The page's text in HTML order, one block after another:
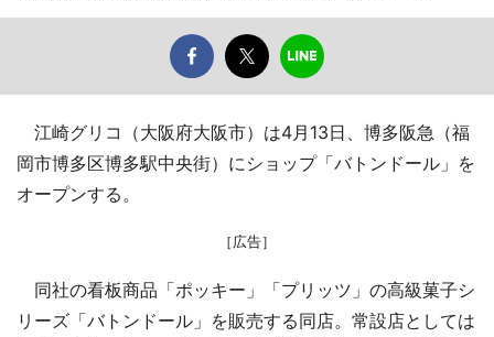
江崎グリコ（大阪府大阪市）は4月13日、博多阪急（福
岡市博多区博多駅中央街）にショップ「バトンドール」を
オープンする。
［広告］
同社の看板商品「ポッキー」「プリッツ」の高級菓子シ
リーズ「バトンドール」を販売する同店。常設店としては